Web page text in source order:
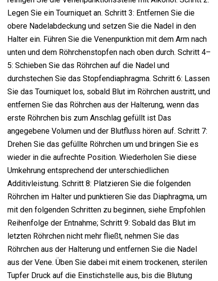
Legen Sie ein Tourniquet an. Schritt 3: Entfernen Sie die
obere Nadelabdeckung und setzen Sie die Nadel in den
Halter ein. Führen Sie die Venenpunktion mit dem Arm nach
unten und dem Röhrchenstopfen nach oben durch. Schritt 4–
5: Schieben Sie das Röhrchen auf die Nadel und
durchstechen Sie das Stopfendiaphragma. Schritt 6: Lassen
Sie das Tourniquet los, sobald Blut im Röhrchen austritt, und
entfernen Sie das Röhrchen aus der Halterung, wenn das
erste Röhrchen bis zum Anschlag gefüllt ist Das
angegebene Volumen und der Blutfluss hören auf. Schritt 7:
Drehen Sie das gefüllte Röhrchen um und bringen Sie es
wieder in die aufrechte Position. Wiederholen Sie diese
Umkehrung entsprechend der unterschiedlichen
Additivleistung. Schritt 8: Platzieren Sie die folgenden
Röhrchen im Halter und punktieren Sie das Diaphragma, um
mit den folgenden Schritten zu beginnen, siehe Empfohlen
Reihenfolge der Entnahme; Schritt 9: Sobald das Blut im
letzten Röhrchen nicht mehr fließt, nehmen Sie das
Röhrchen aus der Halterung und entfernen Sie die Nadel
aus der Vene. Üben Sie dabei mit einem trockenen, sterilen
Tupfer Druck auf die Einstichstelle aus, bis die Blutung